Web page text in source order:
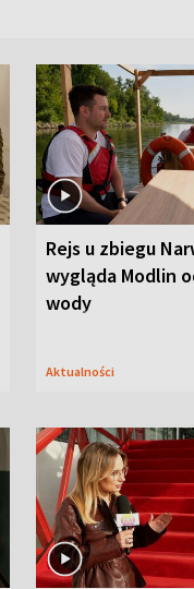
Rejs u zbiegu
wygląda Modlin
wody
Aktualności